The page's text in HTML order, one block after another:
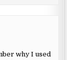
why I used